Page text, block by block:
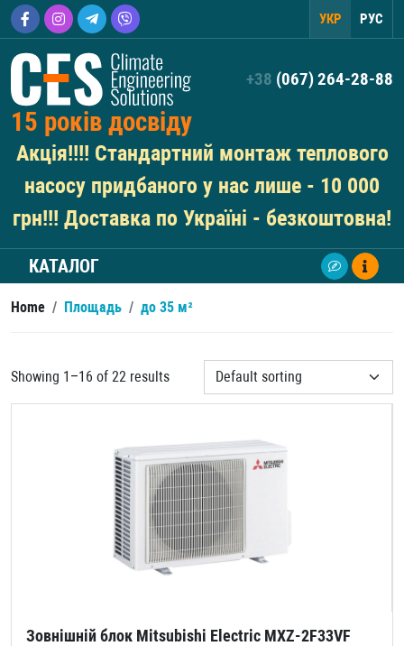
УКР РУС
+38 (067) 264-28-88
15 років досвіду
Акція!!!! Стандартний монтаж теплового
насосу придбаного у нас лише - 10 000
грн!!! Доставка по Україні - безкоштовна!
КАТАЛОГ
Home / Площадь / до 35 м²
Showing 1–16 of 22 results
Зовнішній блок Mitsubishi Electric MXZ-2F33VF